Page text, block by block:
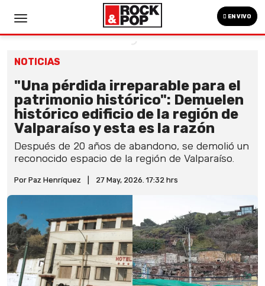
EN VIVO
NOTICIAS
"Una pérdida irreparable para el
patrimonio histórico": Demuelen
histórico edificio de la región de
Valparaíso y esta es la razón
Después de 20 años de abandono, se demolió un
reconocido espacio de la región de Valparaíso.
Por Paz Henríquez 27 May, 2026. 17:32 hrs